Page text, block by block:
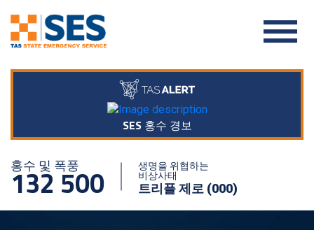
SES 홍수 경보
홍수 및 폭풍
132 500
생명을 위협하는
비상사태
트리플 제로 (000)